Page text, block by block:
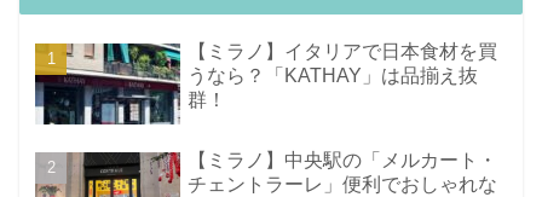
【ミラノ】イタリアで日本食材を買
うなら？「KATHAY」は品揃え抜
群！
【ミラノ】中央駅の「メルカート・
チェントラーレ」便利でおしゃれな